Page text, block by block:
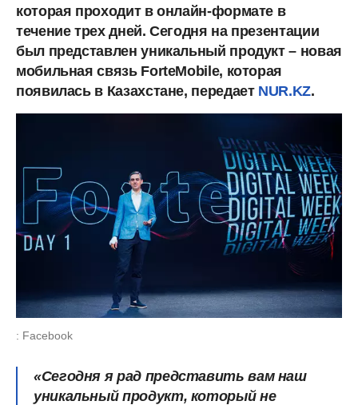
которая проходит в онлайн-формате в
течение трех дней. Сегодня на презентации
был представлен уникальный продукт – новая
мобильная связь ForteMobile, которая
появилась в Казахстане, передает NUR.KZ.
: Facebook
«Сегодня я рад представить вам наш
уникальный продукт, который не